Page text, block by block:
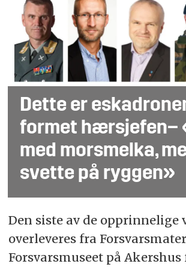
Dette er
formet hærsjefen–
med morsmelka,
svette på ryggen»
Den siste av de opprinnelige
overleveres fra
Forsvarsmuseet på